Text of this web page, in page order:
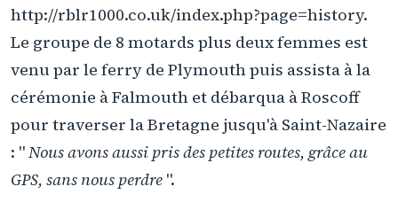
http://rblr1000.co.uk/index.php?page=history.
Le groupe de 8 motards plus deux femmes est
venu par le ferry de Plymouth puis assista à la
cérémonie à Falmouth et débarqua à Roscoff
pour traverser la Bretagne jusqu'à Saint-Nazaire
: "Nous avons aussi pris des petites routes, grâce au
GPS, sans nous perdre ".